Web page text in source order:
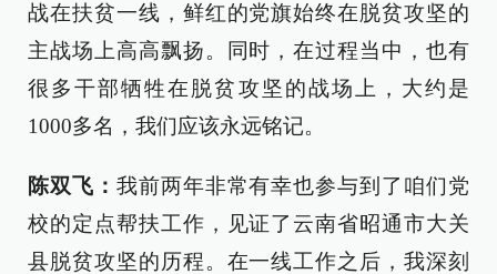
战在扶贫一线，鲜红的党旗始终在脱贫攻坚的
主战场上高高飘扬。同时，在过程当中，也有
很多干部牺牲在脱贫攻坚的战场上，大约是
1000多名，我们应该永远铭记。
陈双飞： 我前两年非常有幸也参与到了咱们党
校的定点帮扶工作，见证了云南省昭通市大关
县脱贫攻坚的历程。在一线工作之后，我深刻